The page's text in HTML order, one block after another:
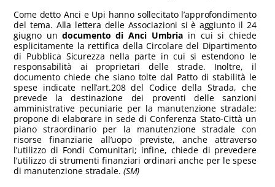
Come detto Anci e Upi hanno sollecitato l’approfondimento
del tema. Alla lettera delle Associazioni si è aggiunto il 24
giugno undocumento di Anci Umbria in cui si chiede
esplicitamente la rettifica della Circolare del Dipartimento
di Pubblica Sicurezza nella parte in cui si estendono le
responsabilità ai proprietari delle strade. Inoltre, il
documento chiede che siano tolte dal Patto di stabilità le
spese indicate nell’art.208 del Codice della Strada, che
prevede la destinazione dei proventi delle sanzioni
amministrative pecuniarie per la manutenzione stradale;
propone di elaborare in sede di Conferenza Stato-Città un
piano straordinario per la manutenzione stradale con
risorse finanziarie all’uopo previste, anche attraverso
l’utilizzo di Fondi Comunitari; infine, chiede di prevedere
l’utilizzo di strumenti finanziari ordinari anche per le spese
di manutenzione stradale. (SM)